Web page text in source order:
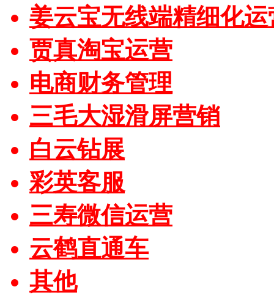
姜云宝无线端精细化运
贾真淘宝运营
电商财务管理
三毛大湿滑屏营销
白云钻展
彩英客服
三寿微信运营
云鹤直通车
其他